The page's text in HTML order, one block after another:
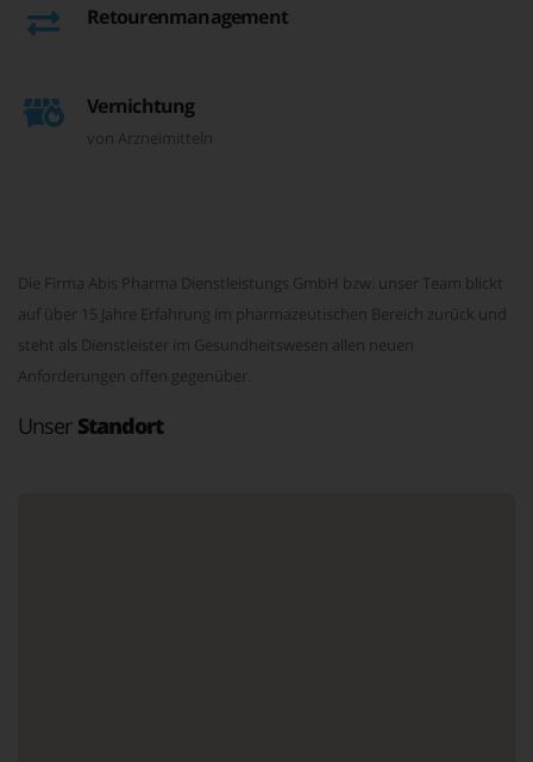
Retourenmanagement
Vernichtung
von Arzneimitteln
Die Firma Abis Pharma Dienstleistungs GmbH bzw. unser Team blickt
auf über 15 Jahre Erfahrung im pharmazeutischen Bereich zurück und
steht als Dienstleister im Gesundheitswesen allen neuen
Anforderungen offen gegenüber.
Unser Standort